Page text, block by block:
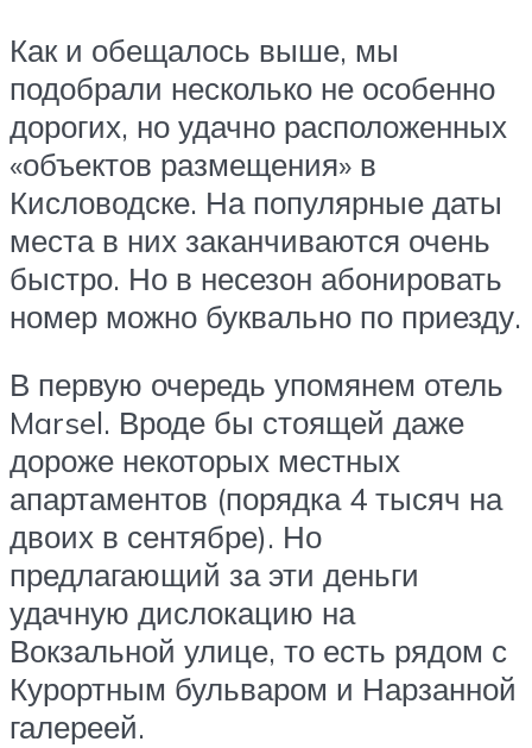
Как и обещалось выше, мы
подобрали несколько не особенно
дорогих, но удачно расположенных
«объектов размещения» в
Кисловодске. На популярные даты
места в них заканчиваются очень
быстро. Но в несезон абонировать
номер можно буквально по приезду.
В первую очередь упомянем отель
Marsel. Вроде бы стоящей даже
дороже некоторых местных
апартаментов (порядка 4 тысяч на
двоих в сентябре). Но
предлагающий за эти деньги
удачную дислокацию на
Вокзальной улице, то есть рядом с
Курортным бульваром и Нарзанной
галереей.